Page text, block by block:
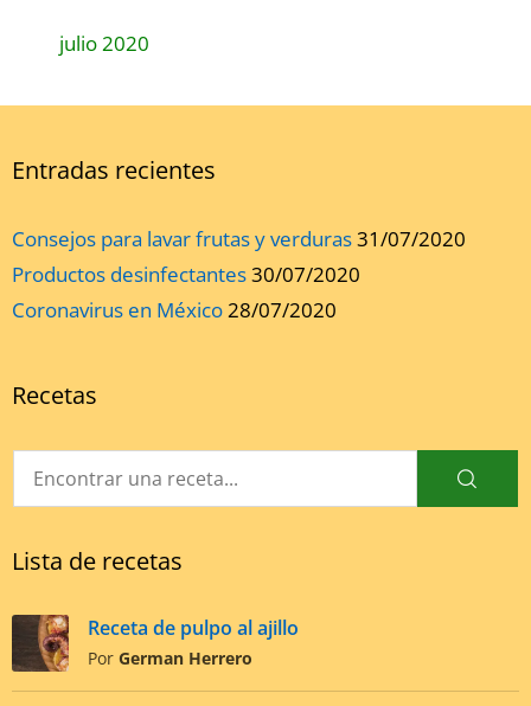
julio 2020
Entradas recientes
Consejos para lavar frutas y verduras31/07/2020
Productos desinfectantes30/07/2020
Coronavirus en México28/07/2020
Recetas
Lista de recetas
Receta de pulpo al ajillo
Por German Herrero